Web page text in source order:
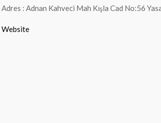
Adres : Adnan Kahveci Mah Kışla Cad No:56
Website